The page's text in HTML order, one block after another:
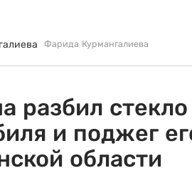
Фарида Курмангалиева
разбил стекло
и поджег
области